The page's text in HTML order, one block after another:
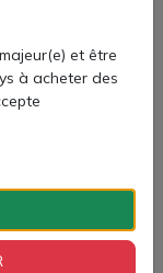
et être
à acheter des